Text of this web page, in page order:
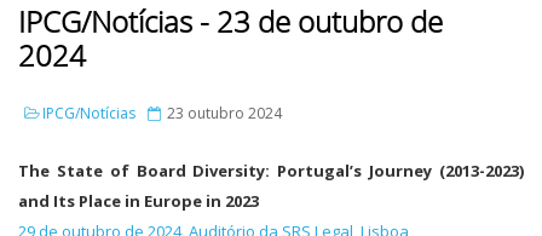
IPCG/Notícias - 23 de outubro de
2024
IPCG/Notícias 23 outubro 2024
The State of Board Diversity: Portugal’s Journey (2013-2023)
and Its Place in Europe in 2023
29 de outubro de 2024, Auditório da SRS Legal, Lisboa